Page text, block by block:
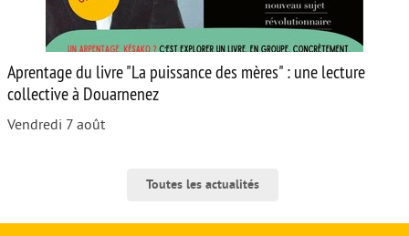
Aprentage du livre "La puissance des mères" : une lecture
collective à Douarnenez
Vendredi 7 août
Toutes les actualités